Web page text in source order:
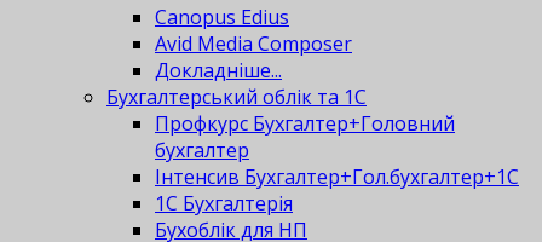
Canopus Edius
Avid Media Composer
Докладніше...
Бухгалтерський облік та 1С
Профкурс Бухгалтер+Головний
бухгалтер
Інтенсив Бухгалтер+Гол.бухгалтер+1С
1С Бухгалтерія
Бухоблік для НП